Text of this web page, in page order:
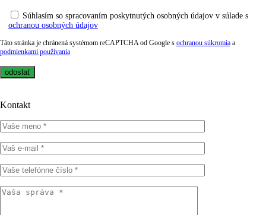
Súhlasím so spracovaním poskytnutých osobných údajov v súlade s
ochranou osobných údajov
Táto stránka je chránená systémom reCAPTCHA od Google s ochranou súkromia a
podmienkami používania
Kontakt